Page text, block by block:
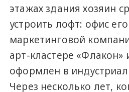
этажах здания хозяин
устроить лофт: офис
маркетинговой
арт-кластере «Флакон»
оформлен в
Через несколько лет,